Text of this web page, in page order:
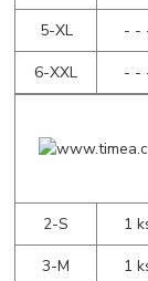
5-XL
- -
6-XXL
- -
2-S
1
3-M
1